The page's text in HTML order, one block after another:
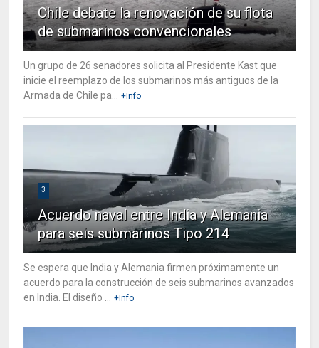
Chile debate la renovación de su flota
de submarinos convencionales
Un grupo de 26 senadores solicita al Presidente Kast que
inicie el reemplazo de los submarinos más antiguos de la
Armada de Chile pa... +Info
3
Acuerdo naval entre India y Alemania
para seis submarinos Tipo 214
Se espera que India y Alemania firmen próximamente un
acuerdo para la construcción de seis submarinos avanzados
en India. El diseño ... +Info